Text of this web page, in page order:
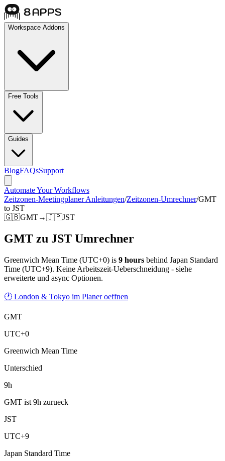
Workspace Addons
Free Tools
Guides
BlogFAQsSupport
Automate Your Workflows
Zeitzonen-Meetingplaner Anleitungen/Zeitzonen-Umrechner/GMT
to JST
🇬🇧GMT→🇯🇵JST
GMT zu JST Umrechner
Greenwich Mean Time (UTC+0) is 9 hours behind Japan Standard
Time (UTC+9). Keine Arbeitszeit-Ueberschneidung - siehe
erweiterte und async Optionen.
🕐 London & Tokyo im Planer oeffnen
GMT
UTC+0
Greenwich Mean Time
Unterschied
9h
GMT ist 9h zurueck
JST
UTC+9
Japan Standard Time